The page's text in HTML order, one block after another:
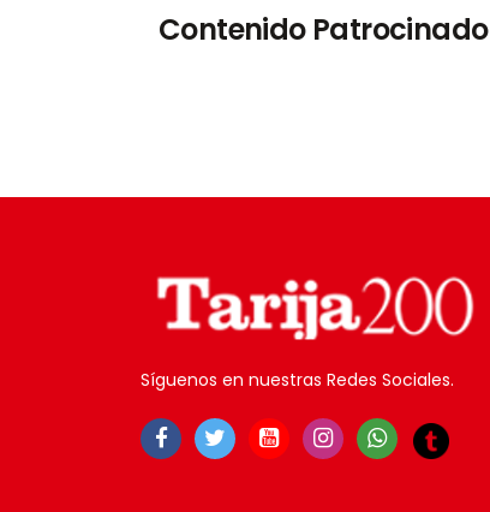
Contenido Patrocinado
Síguenos en nuestras Redes Sociales.